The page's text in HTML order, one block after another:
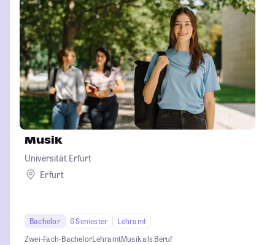
Musik
Universität Erfurt
Erfurt
Bachelor 6 Semester
Lehramt
Zwei-Fach-BachelorLehramtMusik als Beruf